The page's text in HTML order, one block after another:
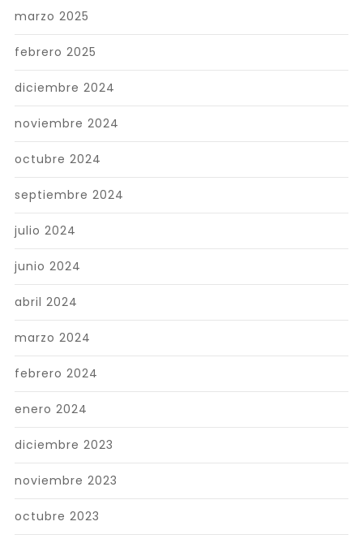
marzo 2025
febrero 2025
diciembre 2024
noviembre 2024
octubre 2024
septiembre 2024
julio 2024
junio 2024
abril 2024
marzo 2024
febrero 2024
enero 2024
diciembre 2023
noviembre 2023
octubre 2023